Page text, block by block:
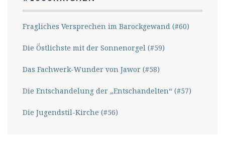
Fragliches Versprechen im Barockgewand (#60)
Die Östlichste mit der Sonnenorgel (#59)
Das Fachwerk-Wunder von Jawor (#58)
Die Entschandelung der „Entschandelten“ (#57)
Die Jugendstil-Kirche (#56)